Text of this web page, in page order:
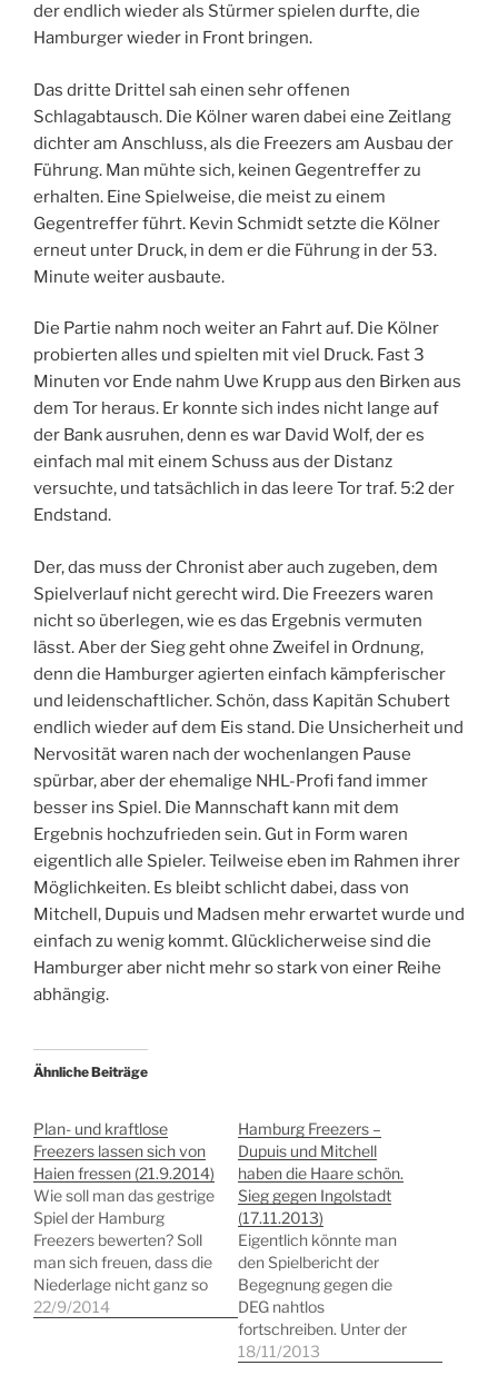
der endlich wieder als Stürmer spielen durfte, die
Hamburger wieder in Front bringen.
Das dritte Drittel sah einen sehr offenen
Schlagabtausch. Die Kölner waren dabei eine Zeitlang
dichter am Anschluss, als die Freezers am Ausbau der
Führung. Man mühte sich, keinen Gegentreffer zu
erhalten. Eine Spielweise, die meist zu einem
Gegentreffer führt. Kevin Schmidt setzte die Kölner
erneut unter Druck, in dem er die Führung in der 53.
Minute weiter ausbaute.
Die Partie nahm noch weiter an Fahrt auf. Die Kölner
probierten alles und spielten mit viel Druck. Fast 3
Minuten vor Ende nahm Uwe Krupp aus den Birken aus
dem Tor heraus. Er konnte sich indes nicht lange auf
der Bank ausruhen, denn es war David Wolf, der es
einfach mal mit einem Schuss aus der Distanz
versuchte, und tatsächlich in das leere Tor traf. 5:2 der
Endstand.
Der, das muss der Chronist aber auch zugeben, dem
Spielverlauf nicht gerecht wird. Die Freezers waren
nicht so überlegen, wie es das Ergebnis vermuten
lässt. Aber der Sieg geht ohne Zweifel in Ordnung,
denn die Hamburger agierten einfach kämpferischer
und leidenschaftlicher. Schön, dass Kapitän Schubert
endlich wieder auf dem Eis stand. Die Unsicherheit und
Nervosität waren nach der wochenlangen Pause
spürbar, aber der ehemalige NHL-Profi fand immer
besser ins Spiel. Die Mannschaft kann mit dem
Ergebnis hochzufrieden sein. Gut in Form waren
eigentlich alle Spieler. Teilweise eben im Rahmen ihrer
Möglichkeiten. Es bleibt schlicht dabei, dass von
Mitchell, Dupuis und Madsen mehr erwartet wurde und
einfach zu wenig kommt. Glücklicherweise sind die
Hamburger aber nicht mehr so stark von einer Reihe
abhängig.
Ähnliche Beiträge
Plan- und kraftlose
Freezers lassen sich von
Haien fressen (21.9.2014)
Wie soll man das gestrige
Spiel der Hamburg
Freezers bewerten? Soll
man sich freuen, dass die
Niederlage nicht ganz so
hoch war wie zuvor?
22/9/2014
Hamburg Freezers –
Dupuis und Mitchell
haben die Haare schön.
Sieg gegen Ingolstadt
(17.11.2013)
Eigentlich könnte man
den Spielbericht der
Begegnung gegen die
DEG nahtlos
fortschreiben. Unter der
eher bescheidenen
18/11/2013